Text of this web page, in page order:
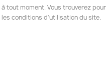
tout moment. Vous trouverez
conditions d'utilisation du site.